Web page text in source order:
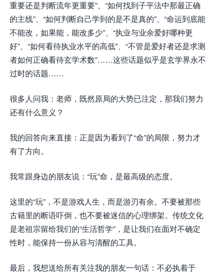
重要还是判断流年更重要”、“如何找到子平法中那最正确
的主线”、“如何判断自己学到的是不是真的”、“命运到底能
不能改，如果能，能改多少”、“执业与业余爱好哪种更
好”、“如何看待执业水平的高低”、“不管是爱好者还是求测
者如何正确看待玄学术数”……这些话题似乎是玄学界永不
过时的话题……
很多人问我：老师，既然原局的大势已注定，那我们努力
还有什么意义？
我的回答向来直接：正是因为看到了“命”的局限，努力才
有了方向。
我常跟身边的朋友说：“玩”命，是最高级的态度。
这里的“玩”，不是游戏人生，而是游刃有余。不要被那些
古籍里的断语吓倒，也不要被迷信的心理绑架。传统文化
是老祖宗留给我们的“生活哲学”，是让我们在面对不确定
性时，能保持一份从容与清醒的工具。
最后，我想送给所有关注我的朋友一句话：不必执着于